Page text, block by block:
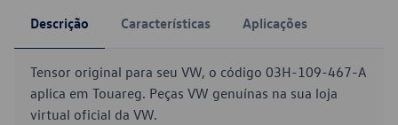
Descrição Características Aplicações
Tensor original para seu VW, o código 03H-109-467-A
aplica em Touareg. Peças VW genuínas na sua loja
virtual oficial da VW.